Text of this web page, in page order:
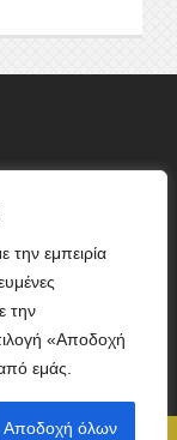
την εμπειρία
την
«Αποδοχή
εμάς.
Αποδοχή όλων